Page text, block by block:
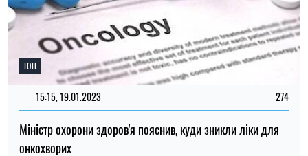
ТОП
15:15, 19.01.2023 274
Міністр охорони здоров'я пояснив, куди зникли ліки для
онкохворих